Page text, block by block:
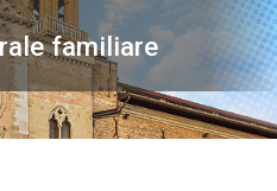
familiare